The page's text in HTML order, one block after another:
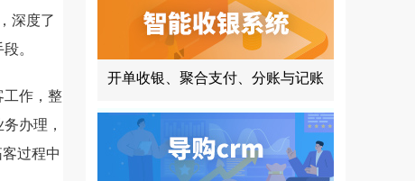
深度了
。
作，整
办理，
过程中
开单收银、聚合支付、分账与记账